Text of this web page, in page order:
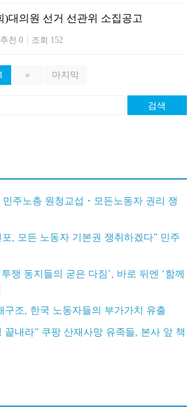
)대의원 선거 선관위 소집공고
추천 0 조회 152
1 » 마지막
검색
민주노총 원청교섭・모든노동자 권리 쟁
, 모든 노동자 기본권 쟁취하겠다” 민주
쟁 동지들의 굳은 다짐’, 바로 뒤엔 ‘함께
구조, 한국 노동자들의 부가가치 유출
끝내라” 쿠팡 산재사망 유족들, 본사 앞 책